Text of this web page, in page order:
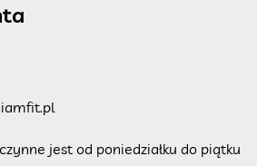
jest od poniedziałku do piątku